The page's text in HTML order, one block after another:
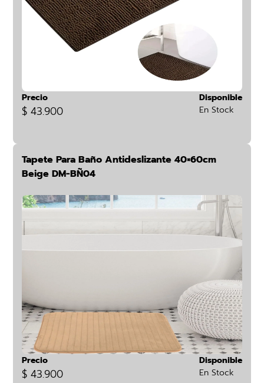
Precio
$ 43.900
Disponible
En Stock
Tapete Para Baño Antideslizante 40×60cm
Beige DM-BÑ04
Precio
$ 43.900
Disponible
En Stock